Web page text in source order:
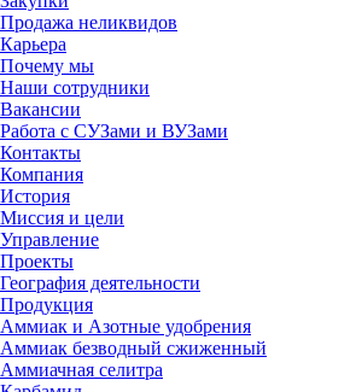
Продажа неликвидов
Карьера
Почему мы
Наши сотрудники
Вакансии
Работа с СУЗами и ВУЗами
Контакты
Компания
История
Миссия и цели
Управление
Проекты
География деятельности
Продукция
Аммиак и Азотные удобрения
Аммиак безводный сжиженный
Аммиачная селитра